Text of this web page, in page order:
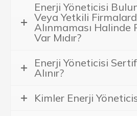
Enerji Yöneticisi
Veya Yetkili
Alınmaması Halinde
Var Mıdır?
Enerji Yöneticisi
Alınır?
Kimler Enerji